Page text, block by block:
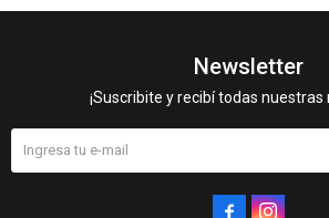
Newsletter
¡Suscribite y recibí todas nuestras
 